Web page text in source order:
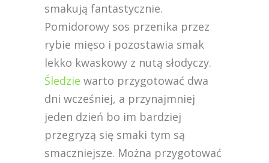
smakują fantastycznie.
Pomidorowy sos przenika przez
rybie mięso i pozostawia smak
lekko kwaskowy z nutą słodyczy.
Śledzie warto przygotować dwa
dni wcześniej, a przynajmniej
jeden dzień bo im bardziej
przegryzą się smaki tym są
smaczniejsze. Można przygotować